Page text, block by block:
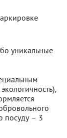
уникальные
посуду – 3